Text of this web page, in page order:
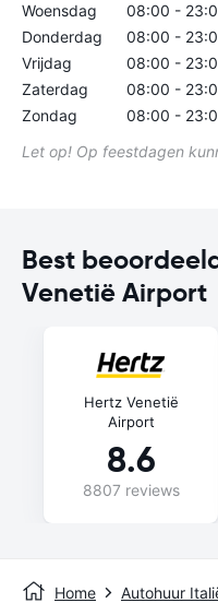
Woensdag
08:00 -
Donderdag
08:00 -
Vrijdag
08:00 -
Zaterdag
08:00 -
Zondag
08:00 -
Let op! Op feestdagen
Best
Venetië Airport
Hertz Venetië
Airport
8.6
8807 reviews
Home Autohuur